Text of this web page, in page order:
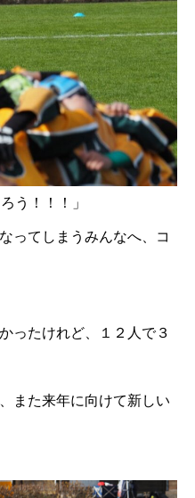
う！！！」
ってしまうみんなへ、コ
ったけれど、１２人で３
また来年に向けて新しい